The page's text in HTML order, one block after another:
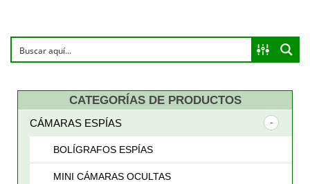
CATEGORÍAS DE PRODUCTOS
CÁMARAS ESPÍAS
BOLÍGRAFOS ESPÍAS
MINI CÁMARAS OCULTAS